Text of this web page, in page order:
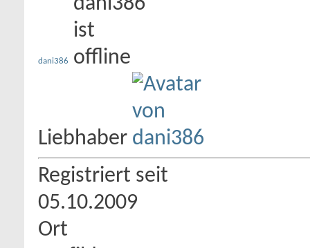
dani386
Liebhaber
Registriert seit
05.10.2009
Ort